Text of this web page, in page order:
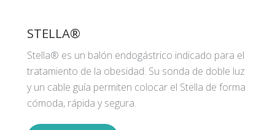
STELLA®
Stella® es un balón endogástrico indicado para el
tratamiento de la obesidad. Su sonda de doble luz
y un cable guía permiten colocar el Stella de forma
cómoda, rápida y segura.